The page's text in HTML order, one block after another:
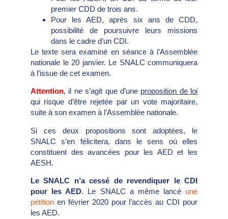
premier CDD de trois ans.
Pour les AED, après six ans de CDD,
possibilité de poursuivre leurs missions
dans le cadre d’un CDI.
Le texte sera examiné en séance à l’Assemblée
nationale le 20 janvier. Le SNALC communiquera
à l’issue de cet examen.
Attention, il ne s’agit que d’une proposition de loi
qui risque d’être rejetée par un vote majoritaire,
suite à son examen à l’Assemblée nationale.
Si ces deux propositions sont adoptées, le
SNALC s’en félicitera, dans le sens où elles
constituent des avancées pour les AED et les
AESH.
Le SNALC n’a cessé de revendiquer le CDI
pour les AED. Le SNALC a même lancé une
pétition en février 2020 pour l’accès au CDI pour
les AED.